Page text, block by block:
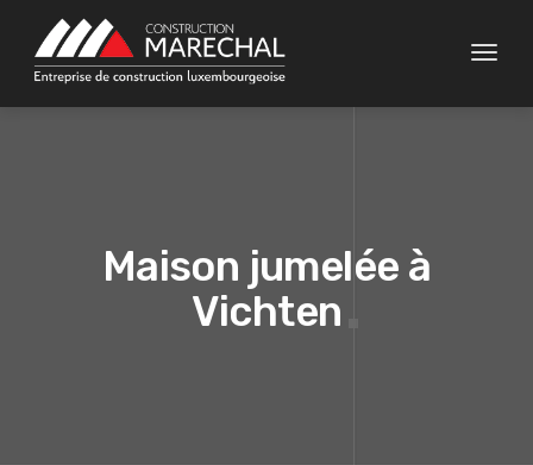
Maison jumelée à
Vichten